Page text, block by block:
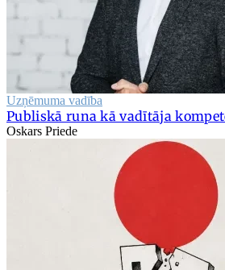
Uzņēmuma vadība
Publiskā runa kā vadītāja
Oskars Priede